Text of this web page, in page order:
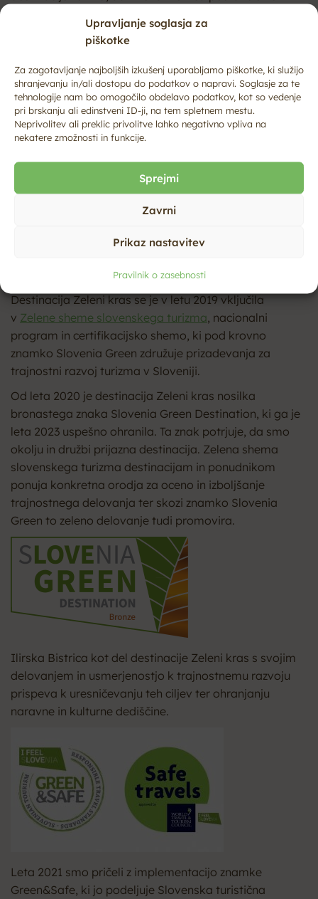
Upravljanje soglasja za
piškotke
Za zagotavljanje najboljših izkušenj uporabljamo piškotke, ki služijo
shranjevanju in/ali dostopu do podatkov o napravi. Soglasje za te
tehnologije nam bo omogočilo obdelavo podatkov, kot so vedenje
pri brskanju ali edinstveni ID-ji, na tem spletnem mestu.
Neprivolitev ali preklic privolitve lahko negativno vpliva na
nekatere zmožnosti in funkcije.
Sprejmi
Zavrni
Prikaz nastavitev
Pravilnik o zasebnosti
dediščino, ki obiskovalcem ponuja nepozabne trenutke,
lokalni skupnosti pa dolgoročno blaginjo in razvoj.
Ilirska Bistrica kot del
destinacije Zeleni kras
Občina Ilirska Bistrica je sestavni del destinacije Zeleni
statistične regije. To območje vključuje šest občin:
Destinacija Zeleni kras se je v letu 2019 vključila
v Zelene sheme slovenskega turizma , nacionalni
program in certifikacijsko shemo, ki pod krovno
znamko Slovenia Green združuje prizadevanja za
trajnostni razvoj turizma v Sloveniji.
Od leta 2020 je destinacija Zeleni kras nosilka
bronastega znaka Slovenia Green Destination, ki ga je
leta 2023 uspešno ohranila. Ta znak potrjuje, da smo
okolju in družbi prijazna destinacija. Zelena shema
slovenskega turizma destinacijam in ponudnikom
ponuja konkretna orodja za oceno in izboljšanje
trajnostnega delovanja ter skozi znamko Slovenia
Green to zeleno delovanje tudi promovira.
Ilirska Bistrica kot del destinacije Zeleni kras s svojim
delovanjem in usmerjenostjo k trajnostnemu razvoju
prispeva k uresničevanju teh ciljev ter ohranjanju
naravne in kulturne dediščine.
Leta 2021 smo pričeli z implementacijo znamke
Green&Safe, ki jo podeljuje Slovenska turistična